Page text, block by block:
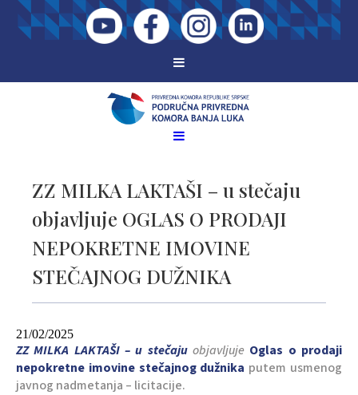
ZZ MILKA LAKTAŠI – u stečaju
objavljuje OGLAS O PRODAJI
NEPOKRETNE IMOVINE
STEČAJNOG DUŽNIKA
21/02/2025
ZZ MILKA LAKTAŠI – u stečajuobjavljuje Oglas o prodaji
nepokretne imovine stečajnog dužnika putem usmenog
javnog nadmetanja – licitacije.